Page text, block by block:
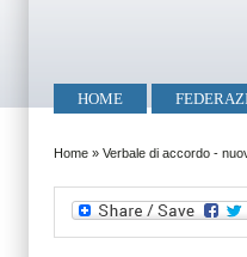
Menu principale
HOME
Tu sei qui
Home » Verbale di accordo -